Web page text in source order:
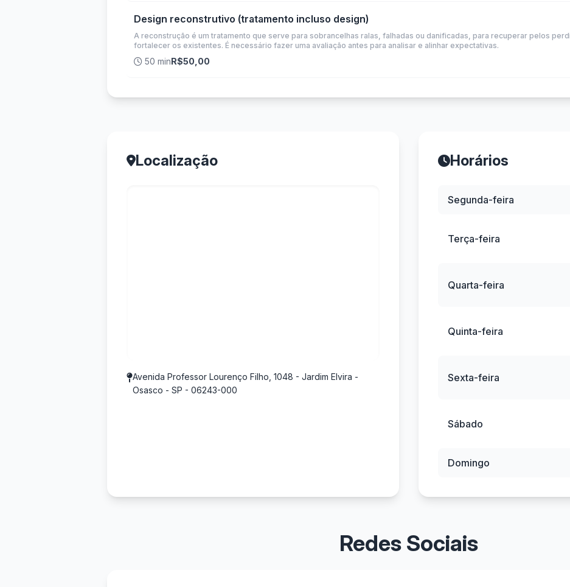
Design reconstrutivo (tratamento incluso design)
A reconstrução é um tratamento que serve para sobrancelhas ralas, falhadas ou danificadas, para recuperar pelos
fortalecer os existentes. É necessário fazer uma avaliação antes para analisar e alinhar expectativas.
50 minR$50,00
Localização
Avenida Professor Lourenço Filho, 1048 - Jardim Elvira -
Osasco - SP - 06243-000
Horários
Segunda-feira
Terça-feira
Quarta-feira
Quinta-feira
Sexta-feira
Sábado
Domingo
Redes Sociais